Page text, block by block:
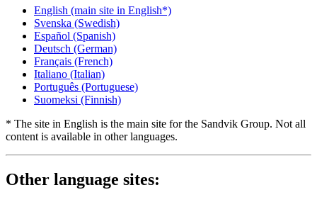
English (main site in English*)
Svenska (Swedish)
Español (Spanish)
Deutsch (German)
Français (French)
Italiano (Italian)
Português (Portuguese)
Suomeksi (Finnish)
* The site in English is the main site for the Sandvik Group. Not all
content is available in other languages.
Other language sites: